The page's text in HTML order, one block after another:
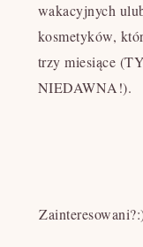
wakacyjnych
kosmetyków,
trzy miesiące
NIEDAWNA!).